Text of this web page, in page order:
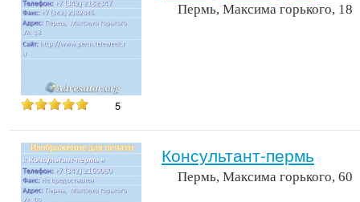
5
Пермь, Максима горького, 18
Консультант-пермь
Пермь, Максима горького, 60